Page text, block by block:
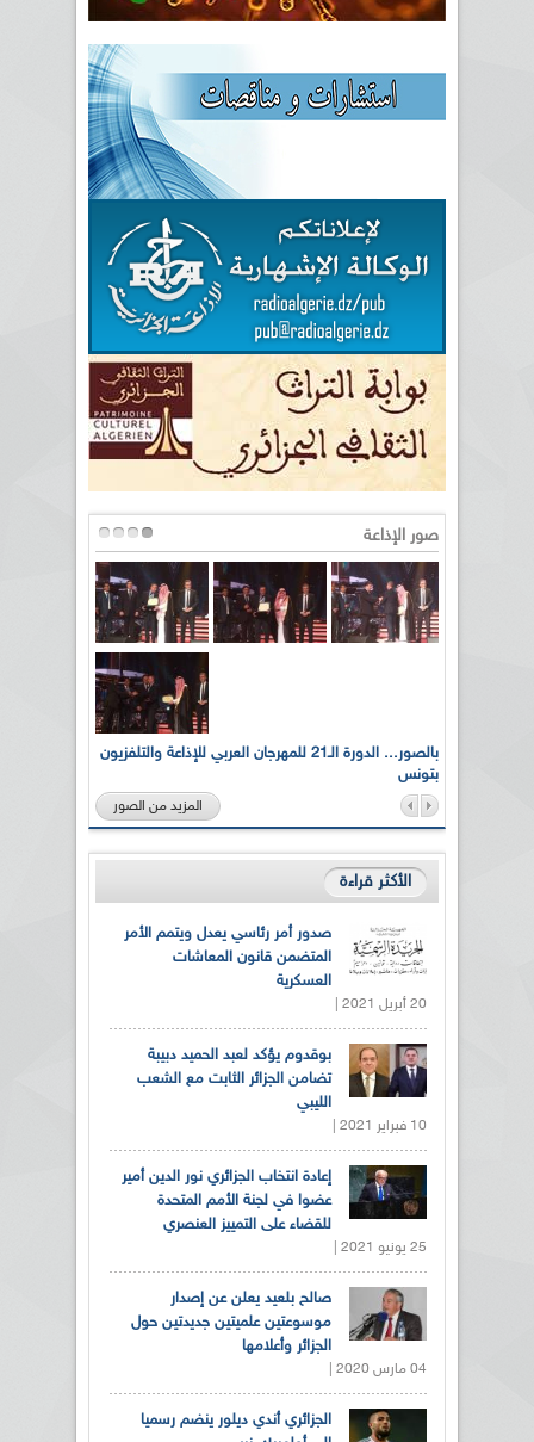
صور الإذاعة
بالصور... الدورة الـ21 للمهرجان العربي للإذاعة والتلفزيون
بتونس
المزيد من الصور
الأكثر قراءة
صدور أمر رئاسي يعدل ويتمم الأمر
المتضمن قانون المعاشات
العسكرية
20 أبريل 2021 |
بوقدوم يؤكد لعبد الحميد دبيبة
تضامن الجزائر الثابت مع الشعب
الليبي
10 فبراير 2021 |
إعادة انتخاب الجزائري نور الدين أمير
عضوا في لجنة الأمم المتحدة
للقضاء على التمييز العنصري
25 يونيو 2021 |
صالح بلعيد يعلن عن إصدار
موسوعتين علميتين جديدتين حول
الجزائر وأعلامها
04 مارس 2020 |
الجزائري أندي ديلور ينضم رسميا